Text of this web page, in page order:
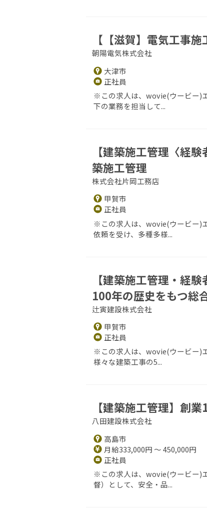
【【滋賀】電気工事
朝陽電気株式会社
大津市
正社員
※この求人は、wovie(ウービー)
下の業務を担当して...
【建築施工管理〈経
築施工管理
株式会社片岡工務店
甲賀市
正社員
※この求人は、wovie(ウービー)
依頼を受け、多種多様...
【建築施⼯管理・経
100年の歴史をもつ総
辻寅建設株式会社
甲賀市
正社員
※この求人は、wovie(ウービー)
様々な建築⼯事の5...
【建築施工管理】創
八田建設株式会社
高島市
月給333,000円 ～ 450,000円
正社員
※この求人は、wovie(ウービー)
督）として、安全・品...